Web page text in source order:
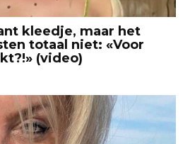
kleedje, maar het
totaal niet: «Voor
(video)